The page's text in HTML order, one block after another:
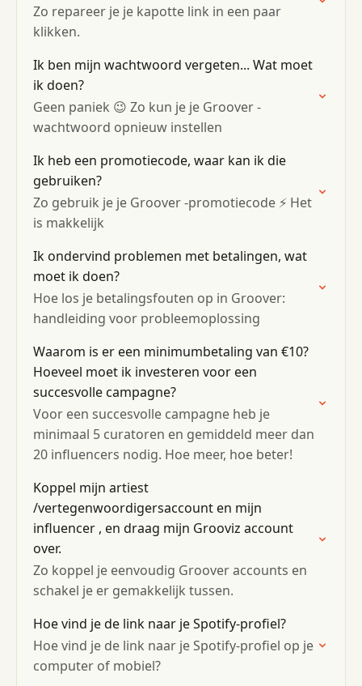
Zo repareer je je kapotte link in een paar
klikken.
Ik ben mijn wachtwoord vergeten... Wat moet
ik doen?
Geen paniek 😉 Zo kun je je Groover -
wachtwoord opnieuw instellen
Ik heb een promotiecode, waar kan ik die
gebruiken?
Zo gebruik je je Groover -promotiecode ⚡️ Het
is makkelijk
Ik ondervind problemen met betalingen, wat
moet ik doen?
Hoe los je betalingsfouten op in Groover:
handleiding voor probleemoplossing
Waarom is er een minimumbetaling van €10?
Hoeveel moet ik investeren voor een
succesvolle campagne?
Voor een succesvolle campagne heb je
minimaal 5 curatoren en gemiddeld meer dan
20 influencers nodig. Hoe meer, hoe beter!
Koppel mijn artiest
/vertegenwoordigersaccount en mijn
influencer , en draag mijn Grooviz account
over.
Zo koppel je eenvoudig Groover accounts en
schakel je er gemakkelijk tussen.
Hoe vind je de link naar je Spotify-profiel?
Hoe vind je de link naar je Spotify-profiel op je
computer of mobiel?